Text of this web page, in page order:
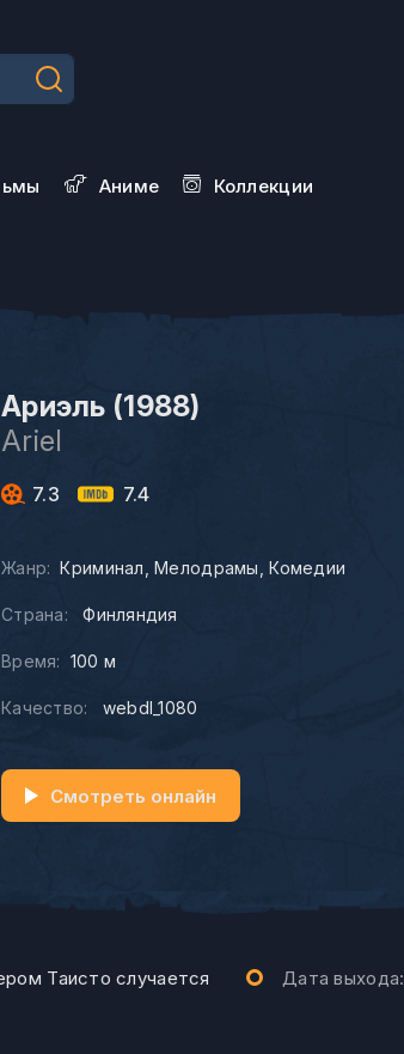
Aниме Коллекции
Ариэль (1988)
Ariel
7.3 7.4
Жанр: Криминал Мелодрамы Комедии
Страна: Финляндия
Время: 100 м
Качество: webdl_1080
Смотреть онлайн
Таисто случается
Дата выхода: